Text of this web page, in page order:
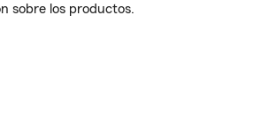
sobre los productos.